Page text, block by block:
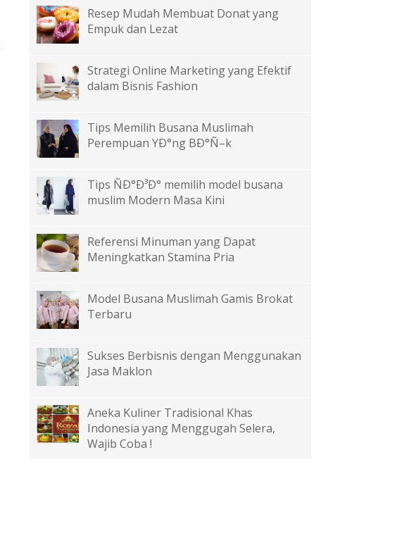
Resep Mudah Membuat Donat yang
Empuk dan Lezat
Strategi Online Marketing yang Efektif
dalam Bisnis Fashion
Tips Memilih Busana Muslimah
Perempuan YÐ°ng BÐ°Ñ–k
Tips ÑÐ°Ð³Ð° memilih model busana
muslim Modern Masa Kini
Referensi Minuman yang Dapat
Meningkatkan Stamina Pria
Model Busana Muslimah Gamis Brokat
Terbaru
Sukses Berbisnis dengan Menggunakan
Jasa Maklon
Aneka Kuliner Tradisional Khas
Indonesia yang Menggugah Selera,
Wajib Coba !